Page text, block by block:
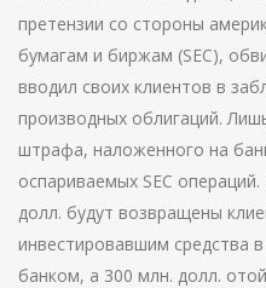
претензии со стороны
бумагам и биржам (SEC),
вводил своих клиентов в
производных облигаций.
штрафа, наложенного на
оспариваемых SEC
долл. будут возвращены
инвестировавшим средства
банком, а 300 млн. долл.